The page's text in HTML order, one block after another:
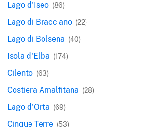
Lago d'Iseo (86)
Lago di Bracciano (22)
Lago di Bolsena (40)
Isola d'Elba (174)
Cilento (63)
Costiera Amalfitana (28)
Lago d'Orta (69)
Cinque Terre (53)